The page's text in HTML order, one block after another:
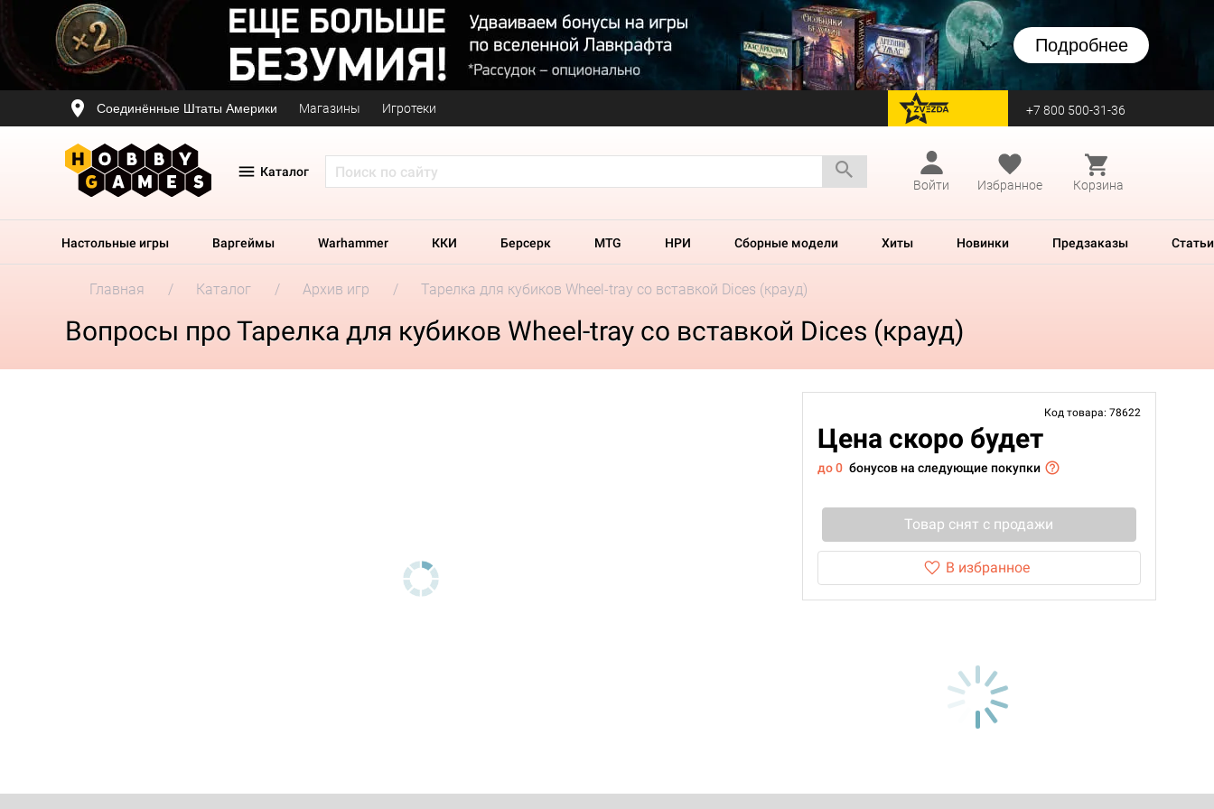
Подробнее
Соединённые Штаты Америки Магазины Игротеки перейти на Zvezda +7 800 500-31-36
Каталог
Войти
Избранное Корзина
Настольные игры Варгеймы Warhammer ККИ Берсерк MTG НРИ Сборные модели Хиты Новинки Предзаказы Статьи
Главная Каталог Архив игр Тарелка для кубиков Wheel-tray со вставкой Dices (крауд)
Вопросы про Тарелка для кубиков Wheel-tray со вставкой Dices (крауд)
Код товара: 78622
Цена скоро будет
до 0 бонусов на следующие покупки
Товар снят с продажи
В избранное